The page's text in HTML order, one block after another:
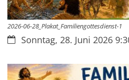
2026-06-28_Plakat_Familiengottesdienst-1
Datum:Sonntag, 28. Juni 2026